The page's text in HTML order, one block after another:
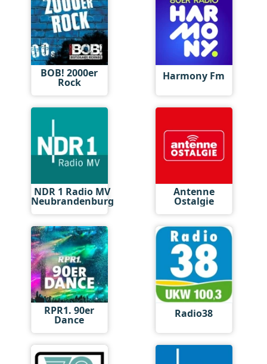
BOB! 2000er
Rock Harmony Fm
NDR 1 Radio MV
Neubrandenburg
Antenne
Ostalgie
RPR1. 90er
Dance Radio38